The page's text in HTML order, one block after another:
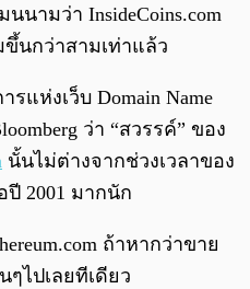
นามว่า InsideCoins.com
นกว่าสามเท่าแล้ว
รแห่งเว็บ Domain Name
ว่า “สวรรค์” ของ
นั้นไม่ต่างจากช่วงเวลาของ
2001 มากนัก
ถ้าหากว่าขาย
ไปเลยทีเดียว